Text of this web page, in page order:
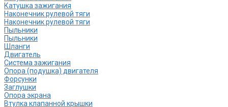
Катушка зажигания
Наконечник рулевой тяги
Наконечник рулевой тяги
Пыльники
Пыльники
Шланги
Двигатель
Система зажигания
Опора (подушка) двигателя
Форсунки
Заглушки
Опора экрана
Втулка клапанной крышки